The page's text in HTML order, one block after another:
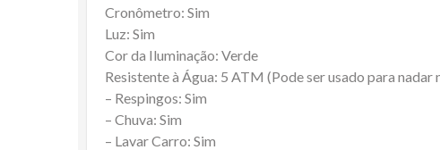
Cronômetro: Sim
Luz: Sim
Cor da Iluminação: Verde
Resistente à Água: 5 ATM (Pode ser usado para
– Respingos: Sim
– Chuva: Sim
– Lavar Carro: Sim